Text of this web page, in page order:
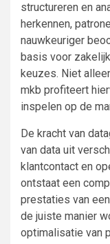
structureren en
herkennen,
nauwkeuriger
basis voor
keuzes. Niet
mkb profiteert
inspelen op de
De kracht van
van data uit
klantcontact en
ontstaat een
prestaties van
de juiste manier
optimalisatie van